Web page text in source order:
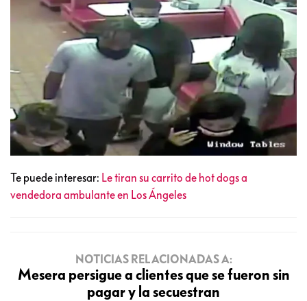
Te puede interesar: Le tiran su carrito de hot dogs a
vendedora ambulante en Los Ángeles
NOTICIAS RELACIONADAS A:
Mesera persigue a clientes que se fueron sin
pagar y la secuestran